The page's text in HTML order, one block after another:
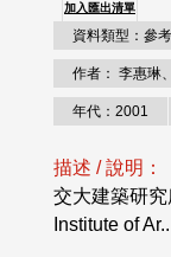
加入匯出清單
資料類型：參
作者： 李惠琳
年代：2001
描述 / 說明：
交大建築研
Institute of Ar..